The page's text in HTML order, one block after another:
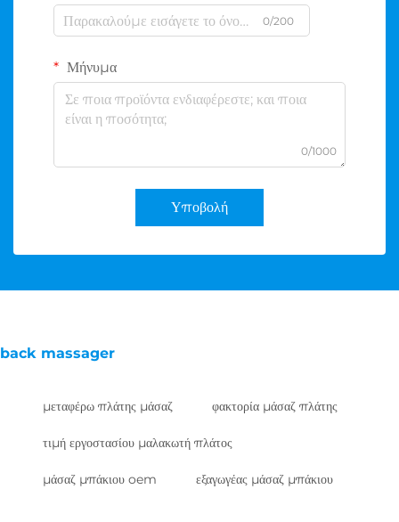
0/200
Μήνυμα
0/1000
Υποβολή
back massager
μεταφέρω πλάτης μάσαζ φακτορία μάσαζ πλάτης
τιμή εργοστασίου μαλακωτή πλάτος
μάσαζ μπάκιου oem εξαγωγέας μάσαζ μπάκιου